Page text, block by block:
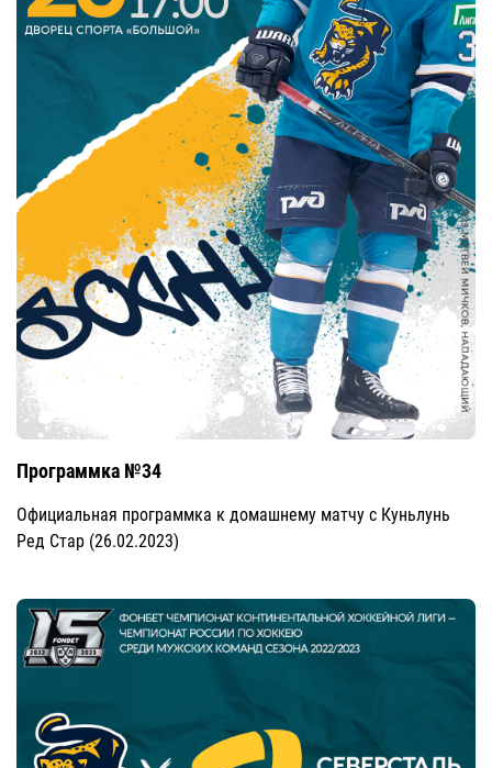
Программка №34
Официальная программка к домашнему матчу с Куньлунь
Ред Стар (26.02.2023)